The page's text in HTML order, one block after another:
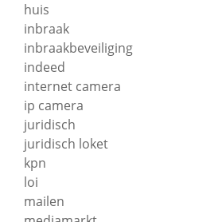
huis
inbraak
inbraakbeveiliging
indeed
internet camera
ip camera
juridisch
juridisch loket
kpn
loi
mailen